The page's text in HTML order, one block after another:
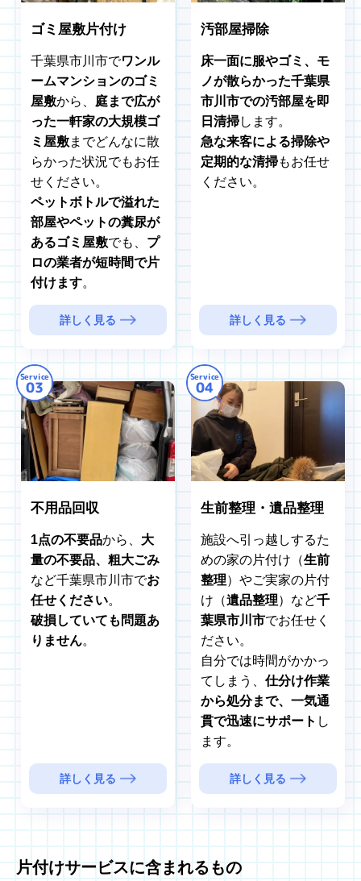
ゴミ屋敷片付け
千葉県市川市でワンル
ームマンションのゴミ
屋敷から、 庭まで広が
った一軒家の大規模ゴ
ミ屋敷までどんなに散
らかった状況でもお任
せください。
ペットボトルで溢れた
部屋やペットの糞尿が
あるゴミ屋敷でも、 プ
ロの業者が短時間で片
付けます。
詳しく見る
汚部屋掃除
床一面に服やゴミ、モ
ノが散らかった千葉県
市川市での汚部屋を即
日清掃します。
急な来客による掃除や
定期的な清掃もお任せ
ください。
詳しく見る
Service
03
不用品回収
1点の不要品から、 大
量の不要品、粗大ごみ
など千葉県市川市でお
任せください。
破損していても問題あ
りません。
詳しく見る
Service
04
生前整理・遺品整理
施設へ引っ越しするた
めの家の片付け（生前
整理）やご実家の片付
け（遺品整理）など千
葉県市川市でお任せく
ださい。
自分では時間がかかっ
てしまう、 仕分け作業
から処分まで、一気通
貫で迅速にサポート し
ます。
詳しく見る
片付けサービスに含まれるもの